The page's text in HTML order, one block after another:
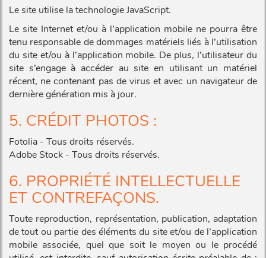
Le site utilise la technologie JavaScript.
Le site Internet et/ou à l’application mobile ne pourra être
tenu responsable de dommages matériels liés à l’utilisation
du site et/ou à l’application mobile. De plus, l’utilisateur du
site s’engage à accéder au site en utilisant un matériel
récent, ne contenant pas de virus et avec un navigateur de
dernière génération mis à jour.
5. CRÉDIT PHOTOS :
Fotolia - Tous droits réservés.
Adobe Stock - Tous droits réservés.
6. PROPRIÉTÉ INTELLECTUELLE
ET CONTREFAÇONS.
Toute reproduction, représentation, publication, adaptation
de tout ou partie des éléments du site et/ou de l’application
mobile associée, quel que soit le moyen ou le procédé